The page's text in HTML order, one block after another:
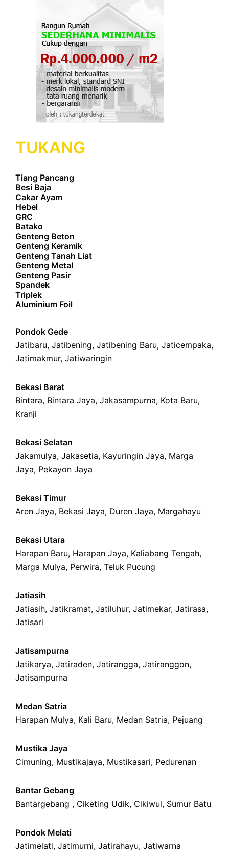
TUKANG
Tiang Pancang
Besi Baja
Cakar Ayam
Hebel
GRC
Batako
Genteng Beton
Genteng Keramik
Genteng Tanah Liat
Genteng Metal
Genteng Pasir
Spandek
Triplek
Aluminium Foil
Pondok Gede
Jatibaru, Jatibening, Jatibening Baru, Jaticempaka,
Jatimakmur, Jatiwaringin
Bekasi Barat
Bintara, Bintara Jaya, Jakasampurna, Kota Baru,
Kranji
Bekasi Selatan
Jakamulya, Jakasetia, Kayuringin Jaya, Marga
Jaya, Pekayon Jaya
Bekasi Timur
Aren Jaya, Bekasi Jaya, Duren Jaya, Margahayu
Bekasi Utara
Harapan Baru, Harapan Jaya, Kaliabang Tengah,
Marga Mulya, Perwira, Teluk Pucung
Jatiasih
Jatiasih, Jatikramat, Jatiluhur, Jatimekar, Jatirasa,
Jatisari
Jatisampurna
Jatikarya, Jatiraden, Jatirangga, Jatiranggon,
Jatisampurna
Medan Satria
Harapan Mulya, Kali Baru, Medan Satria, Pejuang
Mustika Jaya
Cimuning, Mustikajaya, Mustikasari, Pedurenan
Bantar Gebang
Bantargebang , Ciketing Udik, Cikiwul, Sumur Batu
Pondok Melati
Jatimelati, Jatimurni, Jatirahayu, Jatiwarna